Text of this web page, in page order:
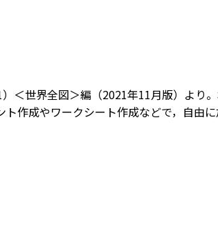
＜世界全図＞編（2021年11月版）より
作成やワークシート作成などで，自由